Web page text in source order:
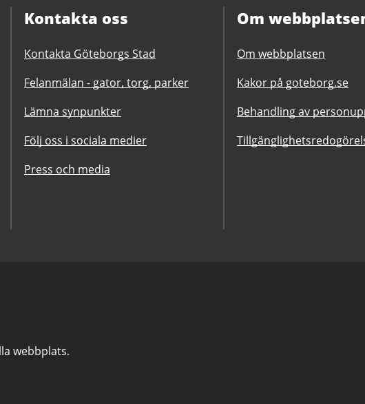
Kontakta oss
Kontakta Göteborgs Stad
Felanmälan - gator, torg, parker
Lämna synpunkter
Följ oss i sociala medier
Press och media
Om
Om webbplatsen
Kakor på goteborg.se
Behandling av
webbplats.